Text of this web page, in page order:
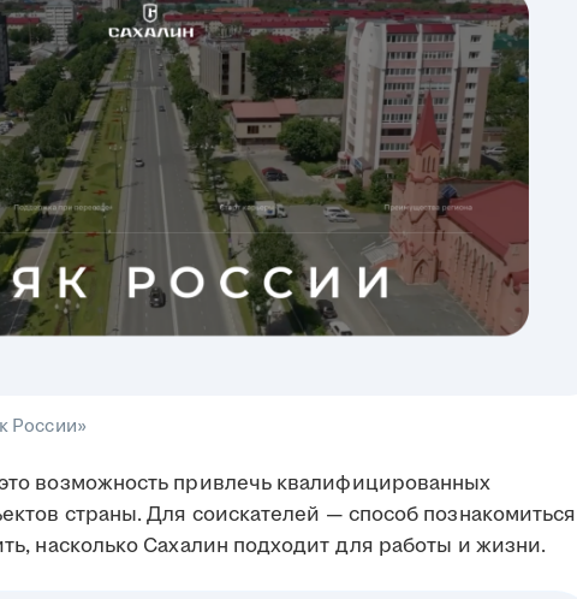
России»
возможность привлечь квалифицированных
страны. Для соискателей — способ познакомиться
насколько Сахалин подходит для работы и жизни.